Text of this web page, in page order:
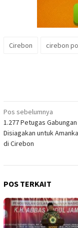
Cirebon cirebon
Navigasi
pos
Pos sebelumnya
1.277 Petugas Gabungan
Disiagakan untuk
di Cirebon
POS TERKAIT